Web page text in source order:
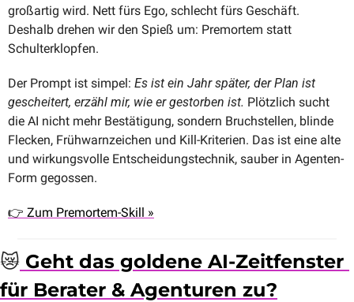
großartig wird. Nett fürs Ego, schlecht fürs Geschäft.
Deshalb drehen wir den Spieß um: Premortem statt
Schulterklopfen.
Der Prompt ist simpel: Es ist ein Jahr später, der Plan ist
gescheitert, erzähl mir, wie er gestorben ist. Plötzlich sucht
die AI nicht mehr Bestätigung, sondern Bruchstellen, blinde
Flecken, Frühwarnzeichen und Kill-Kriterien. Das ist eine alte
und wirkungsvolle Entscheidungstechnik, sauber in Agenten-
Form gegossen.
👉 Zum Premortem-Skill »
😿 Geht das goldene AI-Zeitfenster
für Berater & Agenturen zu?